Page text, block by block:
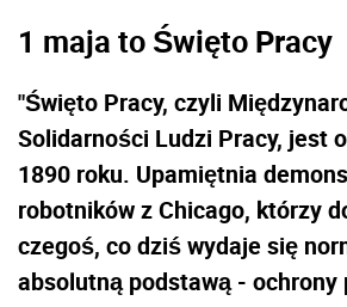
1 maja to Święto Pracy
"Święto Pracy, czyli
Solidarności Ludzi Pracy, jest
1890 roku. Upamiętnia
robotników z Chicago, którzy
czegoś, co dziś wydaje się
absolutną podstawą - ochrony